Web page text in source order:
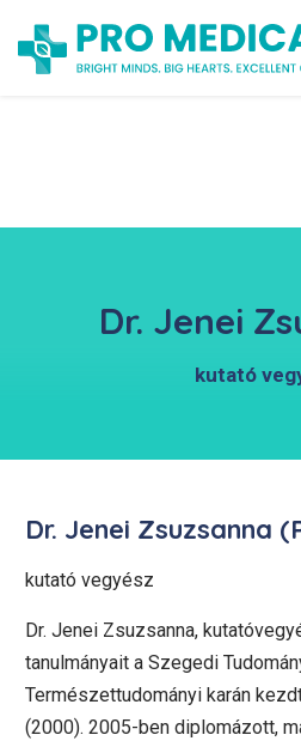
Dr. Jenei
kutató
Dr. Jenei Zsuzsanna
kutató vegyész
Dr. Jenei Zsuzsanna,
tanulmányait a Szegedi
Természettudományi karán
(2000). 2005-ben diplomázott,